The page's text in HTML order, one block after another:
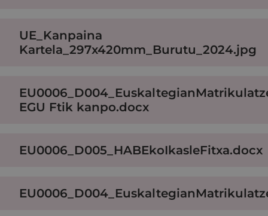
UE_Kanpaina
Kartela_297x420mm_Burutu_2024.jpg
EGU Ftik kanpo.docx
EU0006_D005_HABEkoIkasleFitxa.docx